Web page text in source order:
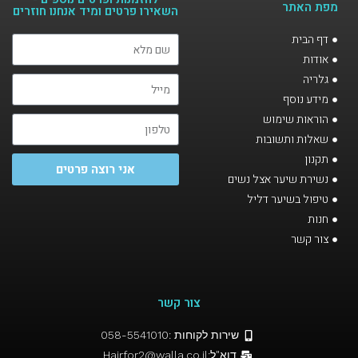
מפת האתר
דף הבית
אודות
גלריה
מידע נוסף
הוראות שימוש
שאלות ותשובות
תקנון
נשירת שיער אצל נשים
טיפול בשיער דליל
חנות
צור קשר
השאירו פרטים ומיד אנחנו חוזרים​
אני רוצה פרטים
צור קשר
שירות לקוחות :058-5541010
דוא"ל:Hairfor2@walla.co.il